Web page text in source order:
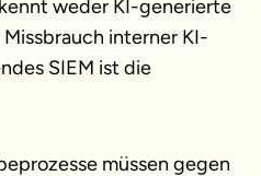
weder KI-generierte
interner KI-
SIEM ist die
müssen gegen